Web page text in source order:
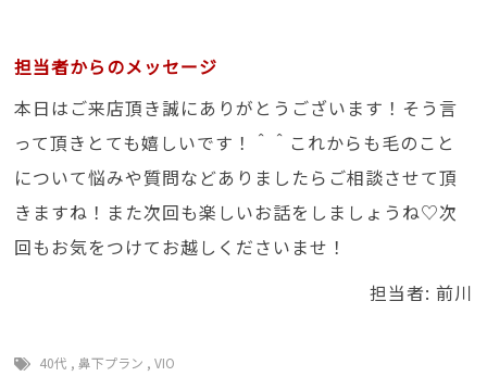
担当者からのメッセージ
本日はご来店頂き誠にありがとうございます！そう言
って頂きとても嬉しいです！＾＾これからも毛のこと
について悩みや質問などありましたらご相談させて頂
きますね！また次回も楽しいお話をしましょうね♡次
回もお気をつけてお越しくださいませ！
担当者: 前川
40代 ,鼻下プラン ,VIO